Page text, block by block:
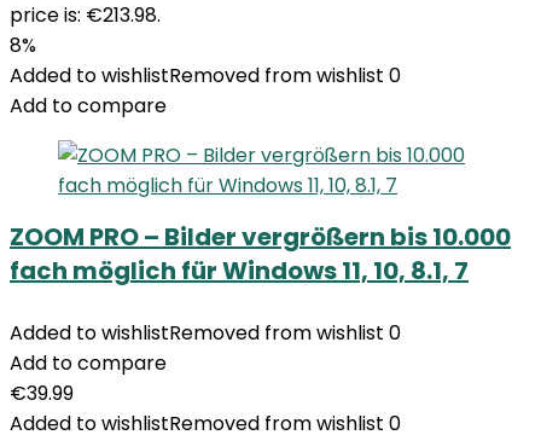
price is: €213.98.
8%
Added to wishlistRemoved from wishlist 0
Add to compare
ZOOM PRO – Bilder vergrößern bis 10.000
fach möglich für Windows 11, 10, 8.1, 7
Added to wishlistRemoved from wishlist 0
Add to compare
€39.99
Added to wishlistRemoved from wishlist 0